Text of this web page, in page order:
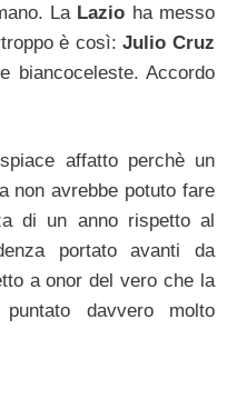
La Lazio ha messo
è così:Julio Cruz
biancoceleste. Accordo
affatto perchè un
non avrebbe potuto fare
di un anno rispetto al
portato avanti da
a onor del vero che la
davvero molto